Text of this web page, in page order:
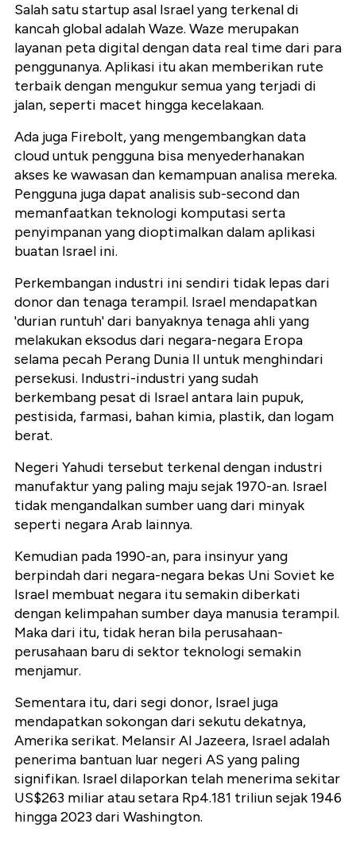
Salah satu startup asal Israel yang terkenal di
kancah global adalah Waze. Waze merupakan
layanan peta digital dengan data real time dari para
penggunanya. Aplikasi itu akan memberikan rute
terbaik dengan mengukur semua yang terjadi di
jalan, seperti macet hingga kecelakaan.
Ada juga Firebolt, yang mengembangkan data
cloud untuk pengguna bisa menyederhanakan
akses ke wawasan dan kemampuan analisa mereka.
Pengguna juga dapat analisis sub-second dan
memanfaatkan teknologi komputasi serta
penyimpanan yang dioptimalkan dalam aplikasi
buatan Israel ini.
Perkembangan industri ini sendiri tidak lepas dari
donor dan tenaga terampil. Israel mendapatkan
'durian runtuh' dari banyaknya tenaga ahli yang
melakukan eksodus dari negara-negara Eropa
selama pecah Perang Dunia II untuk menghindari
persekusi. Industri-industri yang sudah
berkembang pesat di Israel antara lain pupuk,
pestisida, farmasi, bahan kimia, plastik, dan logam
berat.
Negeri Yahudi tersebut terkenal dengan industri
manufaktur yang paling maju sejak 1970-an. Israel
tidak mengandalkan sumber uang dari minyak
seperti negara Arab lainnya.
Kemudian pada 1990-an, para insinyur yang
berpindah dari negara-negara bekas Uni Soviet ke
Israel membuat negara itu semakin diberkati
dengan kelimpahan sumber daya manusia terampil.
Maka dari itu, tidak heran bila perusahaan-
perusahaan baru di sektor teknologi semakin
menjamur.
Sementara itu, dari segi donor, Israel juga
mendapatkan sokongan dari sekutu dekatnya,
Amerika serikat. Melansir Al Jazeera, Israel adalah
penerima bantuan luar negeri AS yang paling
signifikan. Israel dilaporkan telah menerima sekitar
US$263 miliar atau setara Rp4.181 triliun sejak 1946
hingga 2023 dari Washington.